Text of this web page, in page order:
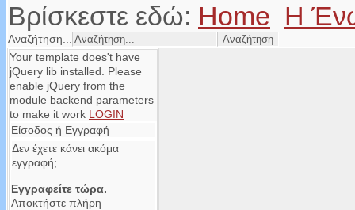
Βρίσκεστε εδώ: Home Η
Αναζήτηση...
Your template does't have
jQuery lib installed. Please
enable jQuery from the
module backend parameters
to make it work LOGIN
Είσοδος ή Εγγραφή
Δεν έχετε κάνει ακόμα
εγγραφή;
Εγγραφείτε τώρα.
Αποκτήστε πλήρη